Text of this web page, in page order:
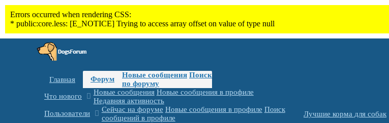
Главная Форум Новые сообщения Поиск
по форуму
Что нового
Новые сообщения Новые сообщения в профиле
Недавняя активность
Пользователи
Сейчас на форуме Новые сообщения в профиле Поиск
сообщений в профиле
Лучшие корма для собак